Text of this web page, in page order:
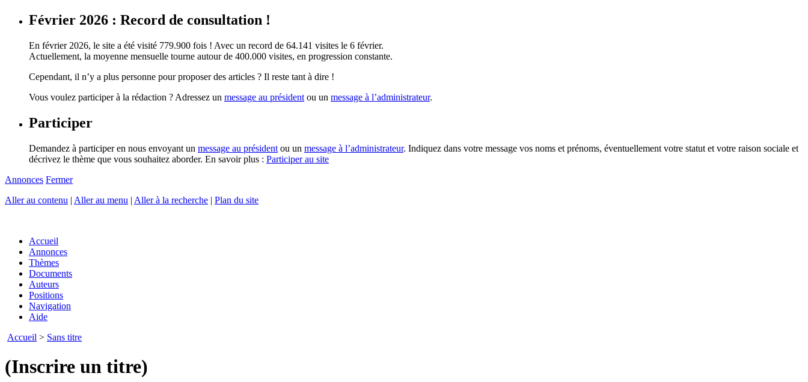
Février 2026 : Record de consultation !
En février 2026, le site a été visité 779.900 fois ! Avec un record de 64.141 visites le 6 février.
Actuellement, la moyenne mensuelle tourne autour de 400.000 visites, en progression constante.
Cependant, il n’y a plus personne pour proposer des articles ? Il reste tant à dire !
Vous voulez participer à la rédaction ? Adressez un message au président ou un message à l’administrateur.
Participer
Demandez à participer en nous envoyant un message au président ou un message à l’administrateur. Indiquez dans votre message vos noms et prénoms, éventuellement votre statut et votre raison sociale et
décrivez le thème que vous souhaitez aborder. En savoir plus : Participer au site
Annonces Fermer
Aller au contenu | Aller au menu | Aller à la recherche | Plan du site
Accueil
Annonces
Thèmes
Documents
Auteurs
Positions
Navigation
Aide
Accueil > Sans titre
(Inscrire un titre)